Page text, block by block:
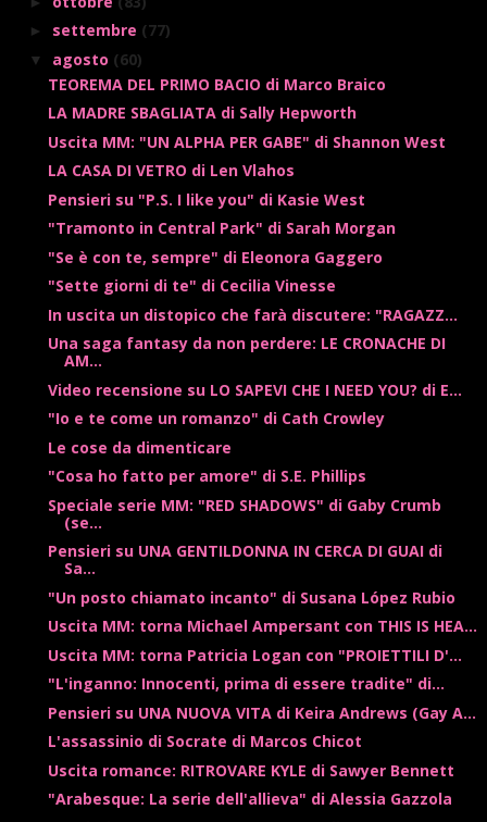
► settembre (77)
▼ agosto (60)
TEOREMA DEL PRIMO BACIO di Marco Braico
LA MADRE SBAGLIATA di Sally Hepworth
Uscita MM: "UN ALPHA PER GABE" di Shannon West
LA CASA DI VETRO di Len Vlahos
Pensieri su "P.S. I like you" di Kasie West
"Tramonto in Central Park" di Sarah Morgan
"Se è con te, sempre" di Eleonora Gaggero
"Sette giorni di te" di Cecilia Vinesse
In uscita un distopico che farà discutere: "RAGAZZ...
Una saga fantasy da non perdere: LE CRONACHE DI
AM...
Video recensione su LO SAPEVI CHE I NEED YOU? di E...
"Io e te come un romanzo" di Cath Crowley
Le cose da dimenticare
"Cosa ho fatto per amore" di S.E. Phillips
Speciale serie MM: "RED SHADOWS" di Gaby Crumb
(se...
Pensieri su UNA GENTILDONNA IN CERCA DI GUAI di
Sa...
"Un posto chiamato incanto" di Susana López Rubio
Uscita MM: torna Michael Ampersant con THIS IS HEA...
Uscita MM: torna Patricia Logan con "PROIETTILI D'...
"L'inganno: Innocenti, prima di essere tradite" di...
Pensieri su UNA NUOVA VITA di Keira Andrews (Gay A...
L'assassinio di Socrate di Marcos Chicot
Uscita romance: RITROVARE KYLE di Sawyer Bennett
"Arabesque: La serie dell'allieva" di Alessia Gazzola